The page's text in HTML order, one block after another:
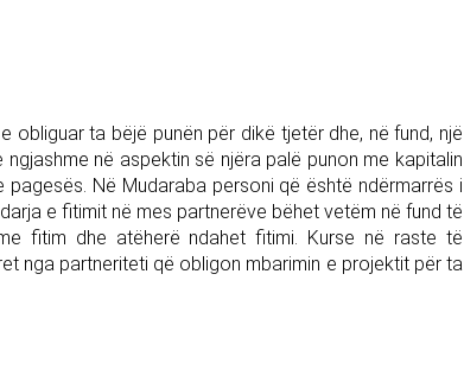
obliguar ta bëjë punën për dikë tjetër dhe, në fund, një
në aspektin së njëra palë punon me kapitalin
Në Mudaraba personi që është ndërmarrës i
e fitimit në mes partnerëve bëhet vetëm në fund të
fitim dhe atëherë ndahet fitimi. Kurse në raste të
nga partneriteti që obligon mbarimin e projektit për ta